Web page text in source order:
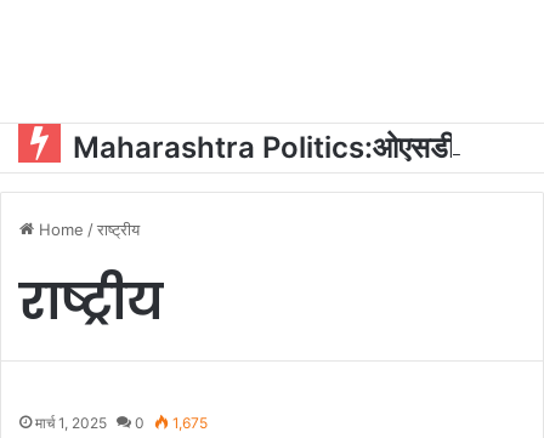
Home /राष्ट्रीय
राष्ट्रीय
मार्च 1, 2025 0 1,675